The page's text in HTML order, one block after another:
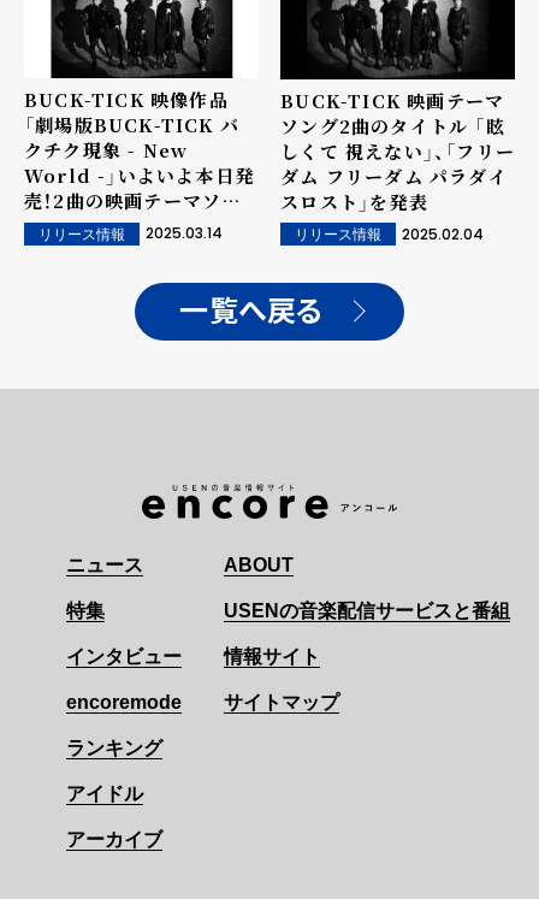
BUCK-TICK 映像作品
「劇場版BUCK-TICK バ
クチク現象 - New
World -」いよいよ本日発
売！2曲の映画テーマソン
グ「眩しくて 視えない」、
「フリーダム フリーダム
リリース情報 2025.03.14
BUCK-TICK 映画テーマ
ソング2曲のタイトル 「眩
しくて 視えない」、「フリー
ダム フリーダム パラダイ
スロスト」を発表
リリース情報 2025.02.04
一覧へ戻る
ニュース
特集
インタビュー
encoremode
ランキング
アイドル
アーカイブ
ABOUT
USENの音楽配信サービスと番組
情報サイト
サイトマップ